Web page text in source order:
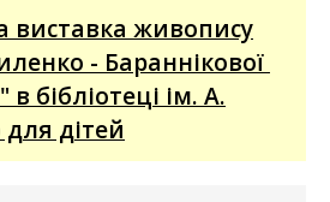
виставка живопису
- Бараннікової
бібліотеці ім. А.
дітей